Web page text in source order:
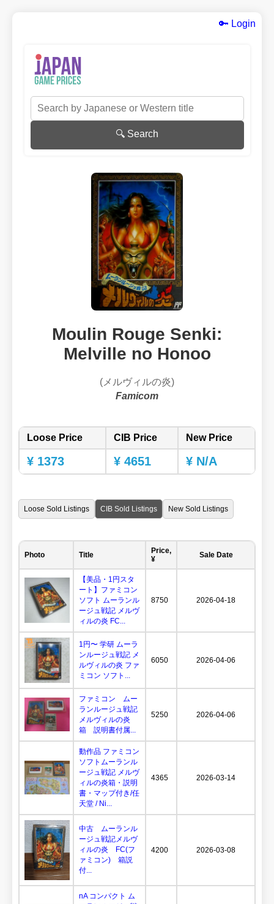
🔑 Login
🔍 Search
Moulin Rouge Senki:
Melville no Honoo
(メルヴィルの炎)
Famicom
Loose Price CIB Price New Price
¥ 1373 ¥ 4651 ¥ N/A
Loose Sold Listings CIB Sold Listings New Sold Listings
Photo Title
Price,
¥
Sale Date
【美品・1円スタ
ート】ファミコン
ソフト ムーランル
ージュ戦記 メルヴ
ィルの炎 FC...
8750 2026-04-18
1円〜 学研 ムーラ
ンルージュ戦記 メ
ルヴィルの炎 ファ
ミコン ソフト...
6050 2026-04-06
ファミコン ムー
ランルージュ戦記
メルヴィルの炎
箱 説明書付属...
5250 2026-04-06
動作品 ファミコン
ソフトムーランル
ージュ戦記 メルヴ
ィルの炎箱・説明
書・マップ付き/任
天堂 / Ni...
4365 2026-03-14
中古 ムーランル
ージュ戦記メルヴ
ィルの炎 FC(フ
ァミコン) 箱説
付...
4200 2026-03-08
nA コンパクト ム